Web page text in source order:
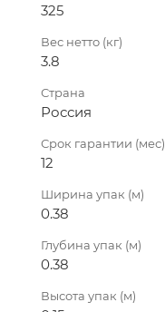
325
Вес нетто (кг)
3.8
Страна
Россия
Срок гарантии (мес)
12
Ширина упак (м)
0.38
Глубина упак (м)
0.38
Высота упак (м)